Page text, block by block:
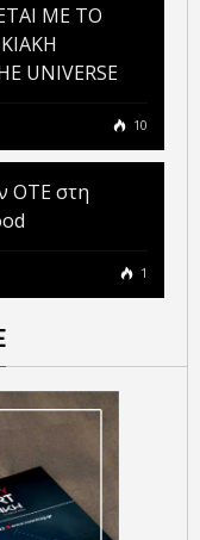
ΜΕ ΤΟ
UNIVERSE
10
ΟΤΕ στη
1